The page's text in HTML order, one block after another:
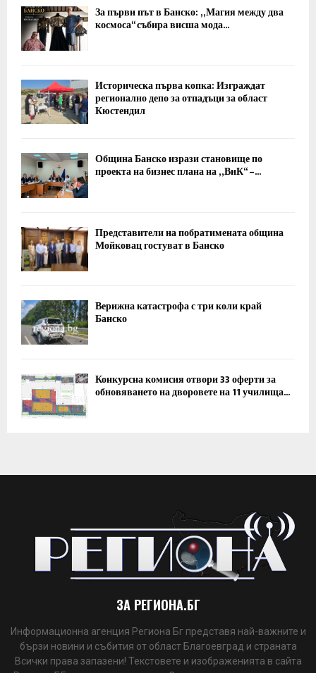
За първи път в Банско: „Магия между два
космоса“ събира висша мода...
Историческа първа копка: Изграждат
регионално депо за отпадъци за област
Кюстендил
Община Банско изрази становище по
проекта на бизнес плана на „ВиК“ –...
Представители на побратимената община
Мойковац гостуват в Банско
Верижна катастрофа с три коли край
Банско
Конкурсна комисия отвори 33 оферти за
обновяването на дворовете на 11 училища...
ЗА РЕГИОНА.БГ
Информационна агенция Региона Бг представя най-важните и
бързи новини и събития от област Благоевград и страната
Всички права запазени! Текстовете и изображенията в сайта